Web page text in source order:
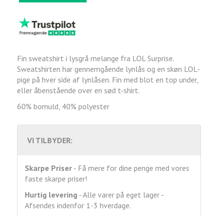
Fin sweatshirt i lysgrå melange fra LOL Surprise.
Sweatshirten har gennemgående lynlås og en skøn LOL-
pige på hver side af lynlåsen. Fin med blot en top under,
eller åbenstående over en sød t-shirt.
60% bomuld, 40% polyester
VI TILBYDER:
Skarpe Priser - Få mere for dine penge med vores
faste skarpe priser!
Hurtig levering - Alle varer på eget lager -
Afsendes indenfor 1-3 hverdage.